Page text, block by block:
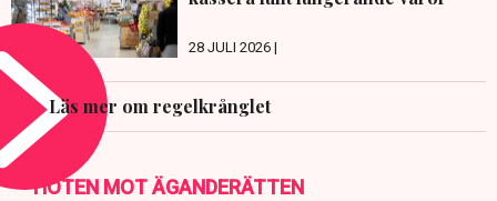
28 JULI 2026 |
Läs mer om regelkrånglet
HOTEN MOT ÄGANDERÄTTEN